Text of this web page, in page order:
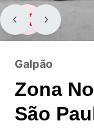
Galpão
Zona
São